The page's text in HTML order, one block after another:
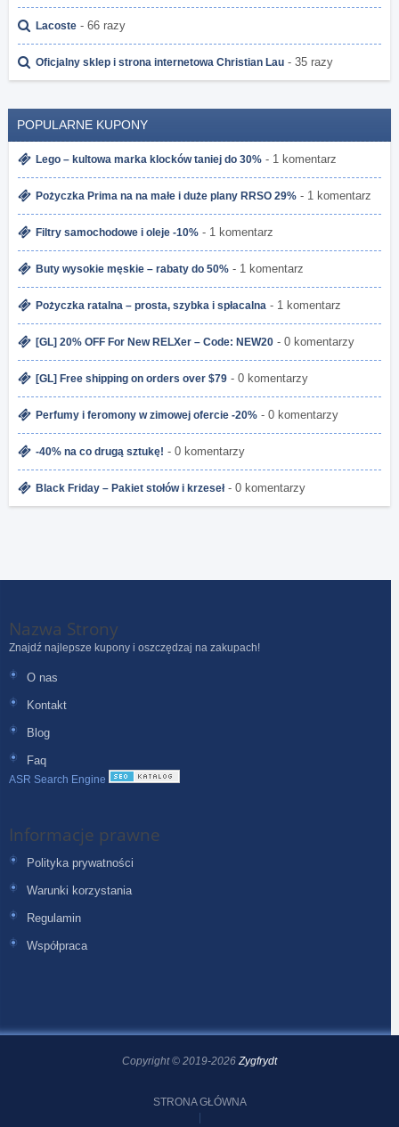
Lacoste - 66 razy
Oficjalny sklep i strona internetowa Christian Lau - 35 razy
POPULARNE KUPONY
Lego – kultowa marka klocków taniej do 30% - 1 komentarz
Pożyczka Prima na na małe i duże plany RRSO 29% - 1 komentarz
Filtry samochodowe i oleje -10% - 1 komentarz
Buty wysokie męskie – rabaty do 50% - 1 komentarz
Pożyczka ratalna – prosta, szybka i spłacalna - 1 komentarz
[GL] 20% OFF For New RELXer – Code: NEW20 - 0 komentarzy
[GL] Free shipping on orders over $79 - 0 komentarzy
Perfumy i feromony w zimowej ofercie -20% - 0 komentarzy
-40% na co drugą sztukę! - 0 komentarzy
Black Friday – Pakiet stołów i krzeseł- 0 komentarzy
Nazwa Strony
Znajdź najlepsze kupony i oszczędzaj na zakupach!
O nas
Kontakt
Blog
Faq
ASR Search Engine
Informacje prawne
Polityka prywatności
Warunki korzystania
Regulamin
Współpraca
Copyright © 2019-2026 Zygfrydt
STRONA GŁÓWNA